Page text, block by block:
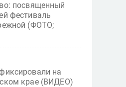
посвященный
фестиваль
(ФОТО;
на
крае (ВИДЕО)